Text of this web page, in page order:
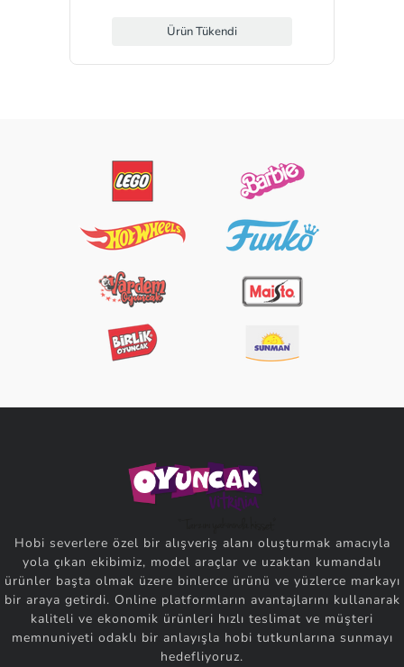
Ürün Tükendi
Hobi severlere özel bir alışveriş alanı oluşturmak amacıyla
yola çıkan ekibimiz, model araçlar ve uzaktan kumandalı
ürünler başta olmak üzere binlerce ürünü ve yüzlerce markayı
bir araya getirdi. Online platformların avantajlarını kullanarak
kaliteli ve ekonomik ürünleri hızlı teslimat ve müşteri
memnuniyeti odaklı bir anlayışla hobi tutkunlarına sunmayı
hedefliyoruz.